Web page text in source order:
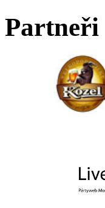
Partneři